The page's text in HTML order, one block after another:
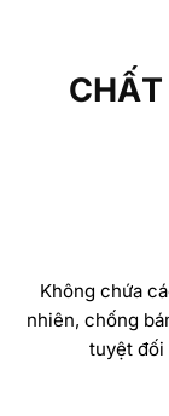
Không chứa
nhiên, chống
tuyệt đối